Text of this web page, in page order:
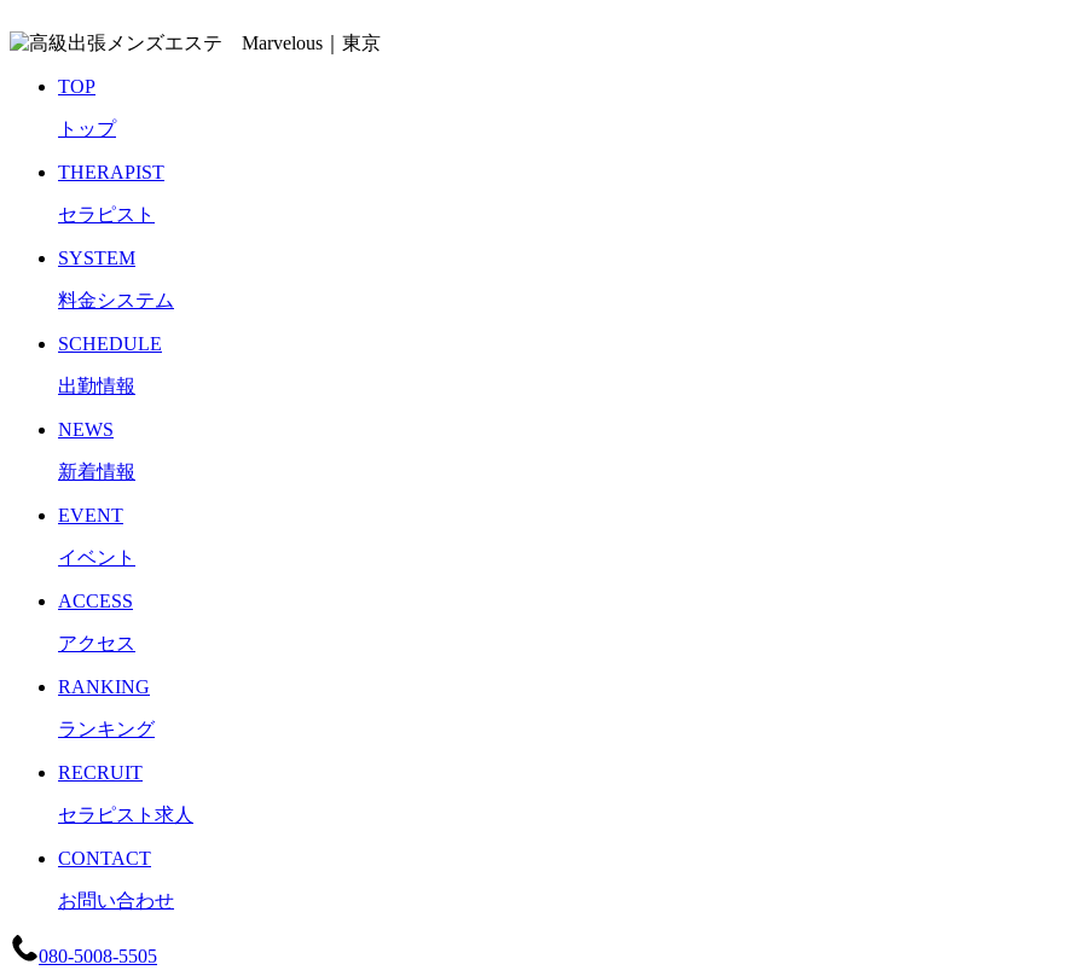
TOP
トップ
THERAPIST
セラピスト
SYSTEM
料金システム
SCHEDULE
出勤情報
NEWS
新着情報
EVENT
イベント
ACCESS
アクセス
RANKING
ランキング
RECRUIT
セラピスト求人
CONTACT
お問い合わせ
080-5008-5505